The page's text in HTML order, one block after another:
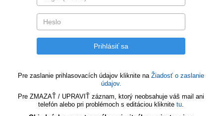
Pre zaslanie prihlasovacích údajov kliknite na Žiadosť o zaslanie
údajov.
Pre ZMAZAŤ / UPRAVIŤ záznam, ktorý neobsahuje váš mail ani
telefón alebo pri problémoch s editáciou kliknite tu.